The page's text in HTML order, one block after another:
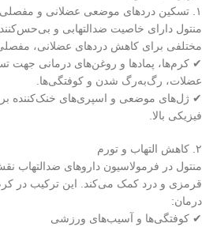
۱. تسکین دردهای موضعی عضلانی و مفصلی
منتول دارای خاصیت ضدالتهابی و
مختلفی برای کاهش دردهای عضلانی،
✔ کرم‌ها، پمادها و روغن‌های درمانی جهت
عضلات، رگ‌به‌رگ شدن و کوفتگی‌ها.
✔ ژل‌های موضعی و اسپری‌های خنک‌کننده
فیزیکی بالا.
۲. کاهش التهاب و تورم
منتول در فرمولاسیون داروهای ضدالتهاب
قرمزی و درد کمک می‌کند. این ترکیب در
درمان:
✔ کوفتگی‌ها و آسیب‌های ورزشی